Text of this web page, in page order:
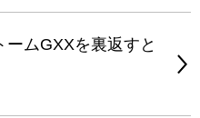
ムGXXを裏返すと